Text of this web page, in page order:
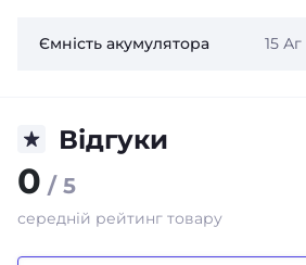
Ємність акумулятора 15 Аг
Відгуки
0 / 5
середній рейтинг товару